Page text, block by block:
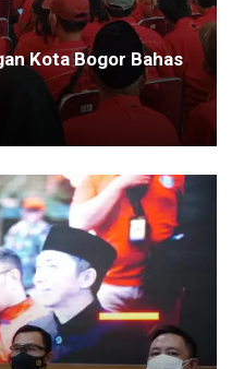
Kota Bogor Bahas